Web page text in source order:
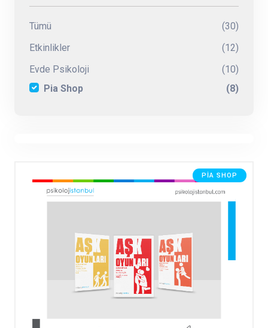
Tümü
(30)
Etkinlikler
(12)
Evde Psikoloji
(10)
Pia Shop
(8)
PIA SHOP